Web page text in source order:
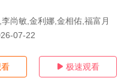
尚敏,金利娜,金相佑,福富月
07-22
 极速观看